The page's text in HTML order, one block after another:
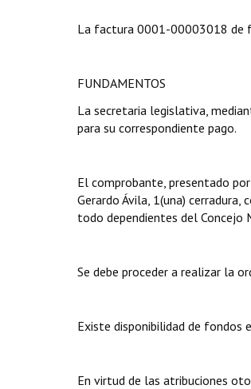
La factura 0001-00003018 de
FUNDAMENTOS
La secretaria legislativa,
para su correspondiente pago.
El comprobante, presentado
Gerardo Ávila, 1(una)
todo dependientes del Concejo
Se debe proceder a realizar la
Existe disponibilidad de fondos
En virtud de las atribuciones